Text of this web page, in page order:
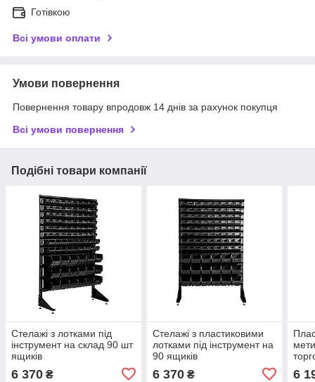
Готівкою
Всі умови оплати
Умови повернення
Повернення товару впродовж 14 днів за рахунок покупця
Всі умови повернення
Подібні товари компанії
Стелажі з лотками під
інструмент на склад 90 шт
ящиків
6 370 ₴
Стелажі з пластиковими
лотками під інструмент на
90 ящиків
6 370₴ 6